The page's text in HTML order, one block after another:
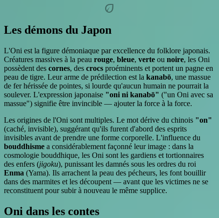
eco
Les démons du Japon
L'Oni est la figure démoniaque par excellence du folklore japonais.
Créatures massives à la peau rouge, bleue, verte ou noire, les Oni
possèdent des cornes, des crocs proéminents et portent un pagne en
peau de tigre. Leur arme de prédilection est la kanabō, une massue
de fer hérissée de pointes, si lourde qu'aucun humain ne pourrait la
soulever. L'expression japonaise "oni ni kanabō" ("un Oni avec sa
massue") signifie être invincible — ajouter la force à la force.
Les origines de l'Oni sont multiples. Le mot dérive du chinois "on"
(caché, invisible), suggérant qu'ils furent d'abord des esprits
invisibles avant de prendre une forme corporelle. L'influence du
bouddhisme a considérablement façonné leur image : dans la
cosmologie bouddhique, les Oni sont les gardiens et tortionnaires
des enfers (jigoku), punissant les damnés sous les ordres du roi
Enma (Yama). Ils arrachent la peau des pécheurs, les font bouillir
dans des marmites et les découpent — avant que les victimes ne se
reconstituent pour subir à nouveau le même supplice.
Oni dans les contes